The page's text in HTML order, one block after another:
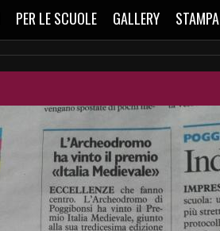
PER LE SCUOLE GALLERY STAMPA